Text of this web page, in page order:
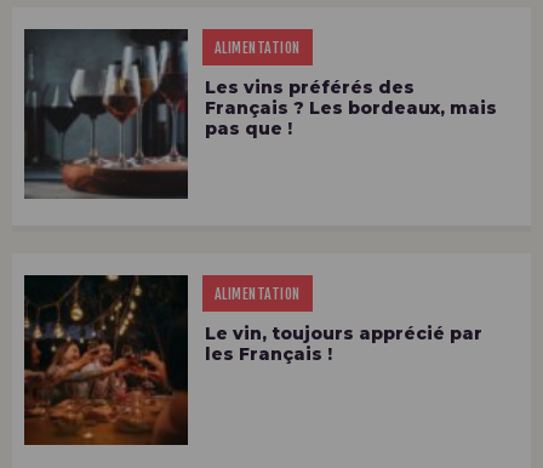
ALIMENTATION
Les vins préférés des
Français ? Les bordeaux, mais
pas que !
ALIMENTATION
Le vin, toujours apprécié par
les Français !